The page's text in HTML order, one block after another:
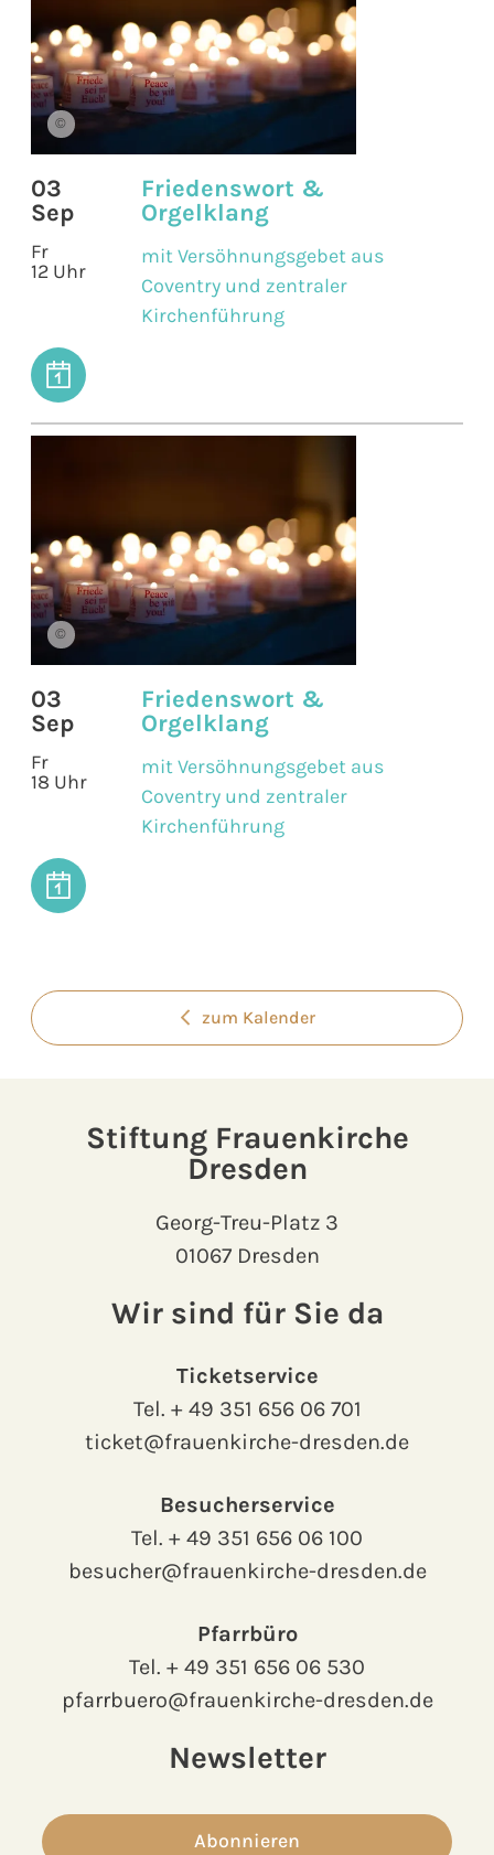
©
03
Sep
Fr
12 Uhr
Friedenswort &
Orgelklang
mit Versöhnungsgebet aus
Coventry und zentraler
Kirchenführung
©
03
Sep
Fr
18 Uhr
Friedenswort &
Orgelklang
mit Versöhnungsgebet aus
Coventry und zentraler
Kirchenführung
zum Kalender
Stiftung Frauenkirche
Dresden
Georg-Treu-Platz 3
01067 Dresden
Wir sind für Sie da
Ticketservice
Tel. + 49 351 656 06 701
ticket@frauenkirche-dresden.de
Besucherservice
Tel. + 49 351 656 06 100
besucher@frauenkirche-dresden.de
Pfarrbüro
Tel. + 49 351 656 06 530
pfarrbuero@frauenkirche-dresden.de
Newsletter
Abonnieren